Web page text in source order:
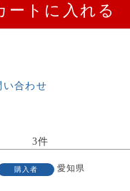
ートに入れる
い合わせ
3
購入者
愛知県